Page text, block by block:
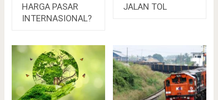
HARGA PASAR
INTERNASIONAL?
JALAN TOL